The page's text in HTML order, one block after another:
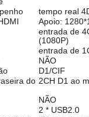
tempo real
Apoio:
entrada de
(1080P)
entrada de
NÃO
D1/CIF
do 2CH D1 ao
NÃO
2 * USB2.0